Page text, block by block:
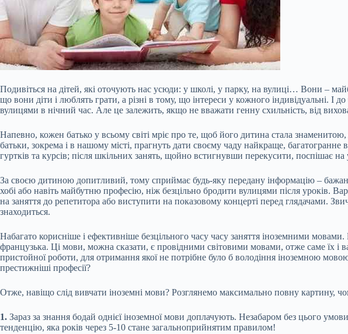
Подивіться на дітей, які оточують нас усюди: у школі, у парку, на вулиці… Вони –
що вони діти і люблять грати, а різні в тому, що інтереси у кожного індивідуальні.
вулицями в нічний час. Але це залежить, якщо не вважати генну схильність, від
Напевно, кожен батько у всьому світі мріє про те, щоб його дитина стала
батьки, зокрема і в нашому місті, прагнуть дати своєму чаду найкраще,
гуртків та курсів; після шкільних занять, щойно встигнувши перекусити, поспішає
За своєю дитиною допитливий, тому сприймає будь-яку передану інформацію –
хобі або навіть майбутню професію, ніж безцільно бродити вулицями після уроків.
на заняття до репетитора або виступити на показовому концерті перед глядачами.
знаходиться.
Набагато корисніше і ефективніше безцільного часу часу заняття іноземними
французька. Ці мови, можна сказати, є провідними світовими мовами, отже саме їх і
пристойної роботи, для отримання якої не потрібне було б володіння іноземною
престижніші професії?
Отже, навіщо слід вивчати іноземні мови? Розглянемо максимально повну картину,
1. Зараз за знання бодай однієї іноземної мови доплачують. Незабаром без цього
тенденцію, яка років через 5-10 стане загальноприйнятим правилом!